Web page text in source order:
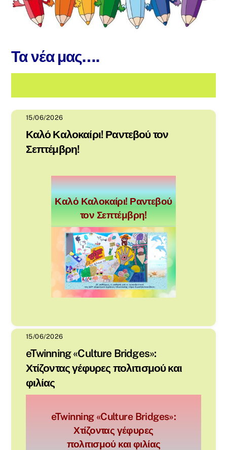
Τα νέα μας….
15/06/2026
Καλό Καλοκαίρι! Ραντεβού τον
Σεπτέμβρη!
Καλό Καλοκαίρι! Ραντεβού
τον Σεπτέμβρη!
15/06/2026
eTwinning «Culture Bridges»:
Χτίζοντας γέφυρες πολιτισμού και
φιλίας
eTwinning «Culture Bridges»:
Χτίζοντας γέφυρες
πολιτισμού και φιλίας